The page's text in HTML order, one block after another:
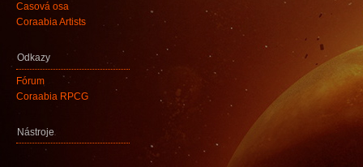
Časová osa
Coraabia Artists
Odkazy
Fórum
Coraabia RPCG
Nástroje